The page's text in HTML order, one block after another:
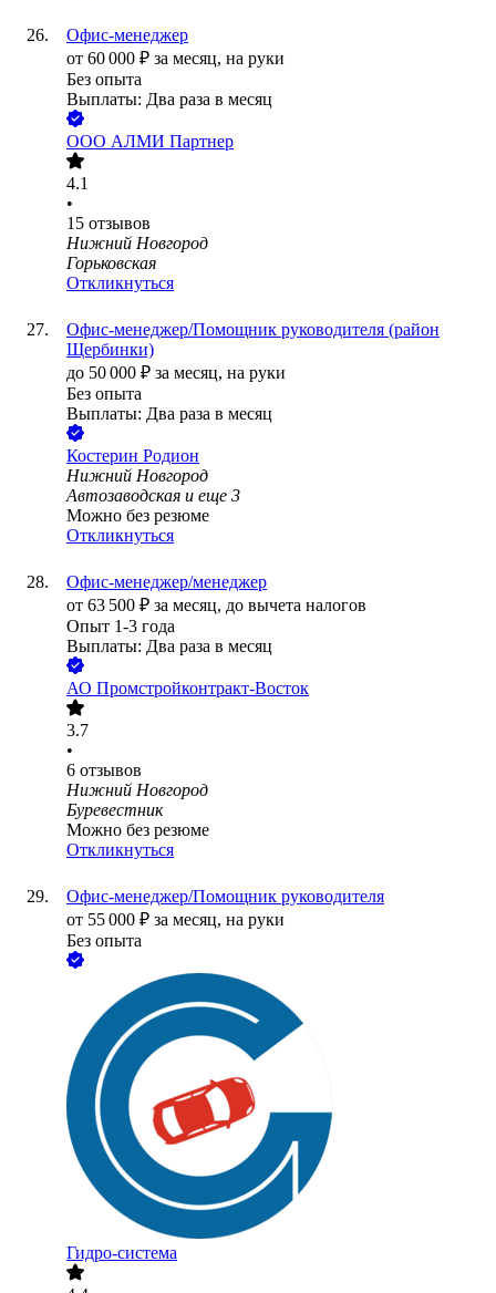
Офис-менеджер
от 60 000 ₽ за месяц, на руки
Без опыта
Выплаты: Два раза в месяц
ООО АЛМИ Партнер
4.1
•
15 отзывов
Нижний Новгород
Горьковская
Откликнуться
Офис-менеджер/Помощник руководителя (район
Щербинки)
до 50 000 ₽ за месяц, на руки
Без опыта
Выплаты: Два раза в месяц
Костерин Родион
Нижний Новгород
Автозаводская и еще 3
Можно без резюме
Откликнуться
Офис-менеджер/менеджер
от 63 500 ₽ за месяц, до вычета налогов
Опыт 1-3 года
Выплаты: Два раза в месяц
АО Промстройконтракт-Восток
3.7
•
6 отзывов
Нижний Новгород
Буревестник
Можно без резюме
Откликнуться
Офис-менеджер/Помощник руководителя
от 55 000 ₽ за месяц, на руки
Без опыта
Гидро-система